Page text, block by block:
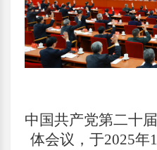
中国共产党第二十
体会议，于2025年